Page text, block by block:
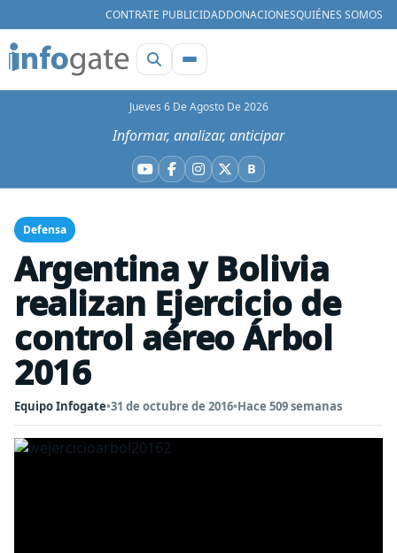
CONTRATE PUBLICIDADDONACIONESQUIÉNES SOMOS
Jueves 6 De Agosto De 2026
Informar, analizar, anticipar
YouTube
Facebook
Instagram
X BBluesky
Defensa
Argentina y Bolivia
realizan Ejercicio de
control aéreo Árbol
2016
Equipo Infogate•31 de octubre de 2016•Hace 509 semanas